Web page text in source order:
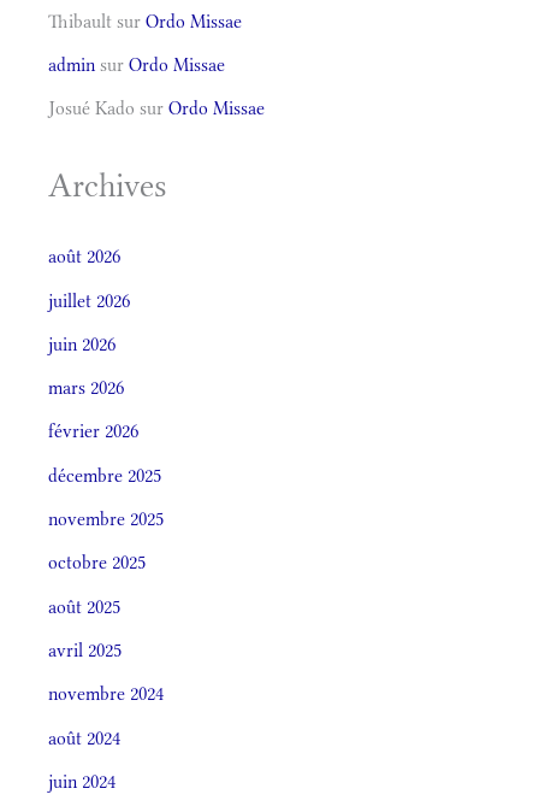
Thibault sur Ordo Missae
admin sur Ordo Missae
Josué Kado sur Ordo Missae
Archives
août 2026
juillet 2026
juin 2026
mars 2026
février 2026
décembre 2025
novembre 2025
octobre 2025
août 2025
avril 2025
novembre 2024
août 2024
juin 2024